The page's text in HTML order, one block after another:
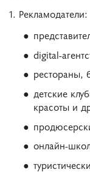
1. Рекламодатели:
digital-
рестораны,
детские
красоты и
онлайн-